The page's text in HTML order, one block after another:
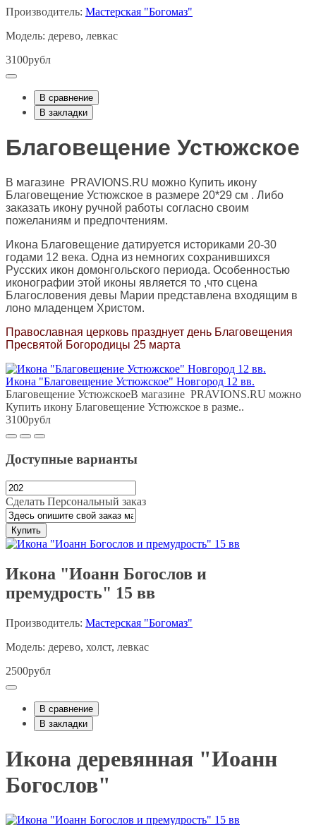
Производитель: Мастерская "Богомаз"
Модель: дерево, левкас
3100рубл
В сравнение
В закладки
Благовещение Устюжское
В магазине PRAVIONS.RU можно Купить икону
Благовещение Устюжское в размере 20*29 см . Либо
заказать икону ручной работы согласно своим
пожеланиям и предпочтениям.
Икона Благовещение датируется историками 20-30
годами 12 века. Одна из немногих сохранившихся
Русских икон домонгольского периода. Особенностью
иконографии этой иконы является то ,что сцена
Благословения девы Марии представлена входящим в
лоно младенцем Христом.
Православная церковь празднует день Благовещения
Пресвятой Богородицы 25 марта
Икона "Благовещение Устюжское" Новгород 12 вв.
Благовещение УстюжскоеВ магазине PRAVIONS.RU можно
Купить икону Благовещение Устюжское в разме..
3100рубл
Доступные варианты
Сделать Персональный заказ
Купить
Икона "Иоанн Богослов и
премудрость" 15 вв
Производитель: Мастерская "Богомаз"
Модель: дерево, холст, левкас
2500рубл
В сравнение
В закладки
Икона деревянная "Иоанн
Богослов"